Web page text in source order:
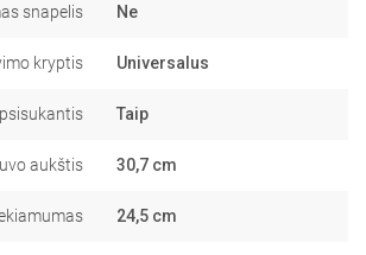
snapelis Ne
kryptis Universalus
Taip
aukštis 30,7 cm
24,5 cm